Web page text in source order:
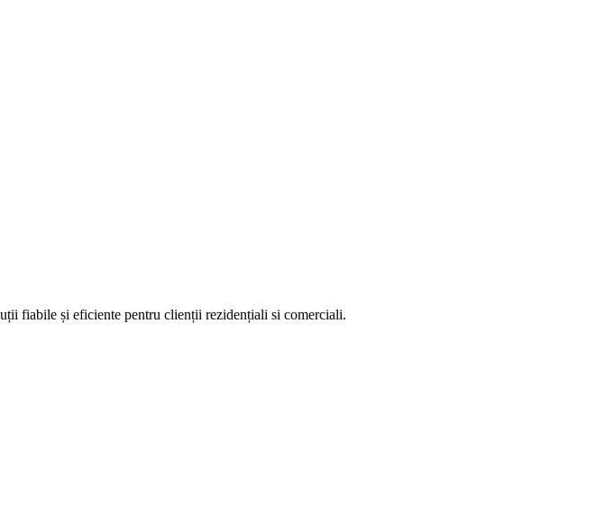
fiabile și eficiente pentru clienții rezidențiali si comerciali.